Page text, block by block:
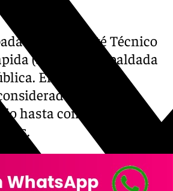
por el Comité Técnico
(SIAPR) y respaldada
El objetivo es
de riesgo,
hasta completar el